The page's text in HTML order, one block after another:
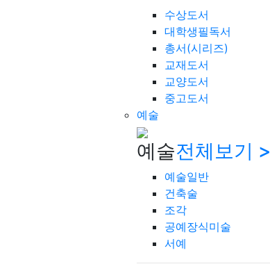
수상도서
대학생필독서
총서(시리즈)
교재도서
교양도서
중고도서
예술
예술전체보기 >
예술일반
건축술
조각
공예장식미술
서예